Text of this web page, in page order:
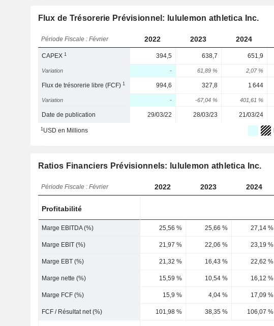
Flux de Trésorerie Prévisionnel: lululemon athletica Inc.
Période Fiscale : Février 2022 2023 2024
CAPEX1 394,5 638,7 651,9
Variation - 61,89 % 2,07 %
Flux de trésorerie libre (FCF)1 994,6 327,8 1 644
Variation - -67,04 % 401,61 %
Date de publication 29/03/22 28/03/23 21/03/24
1USD en Millions
Ratios Financiers Prévisionnels: lululemon athletica Inc.
Période Fiscale : Février 2022 2023 2024
Profitabilité
Marge EBITDA (%) 25,56 % 25,66 % 27,14 %
Marge EBIT (%) 21,97 % 22,06 % 23,19 %
Marge EBT (%) 21,32 % 16,43 % 22,62 %
Marge nette (%) 15,59 % 10,54 % 16,12 %
Marge FCF (%) 15,9 % 4,04 % 17,09 %
FCF / Résultat net (%) 101,98 % 38,35 % 106,07 %